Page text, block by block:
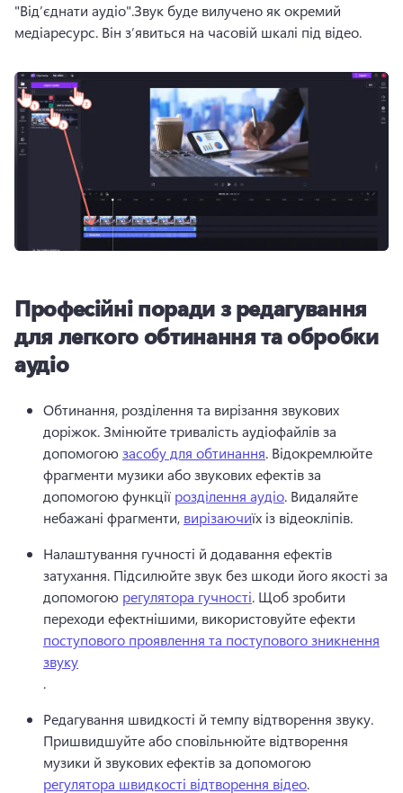
"Від’єднати аудіо".Звук буде вилучено як окремий
медіаресурс. Він з’явиться на часовій шкалі під відео.
Професійні поради з редагування
для легкого обтинання та обробки
аудіо
Обтинання, розділення та вирізання звукових
доріжок. Змінюйте тривалість аудіофайлів за
допомогою засобу для обтинання. Відокремлюйте
фрагменти музики або звукових ефектів за
допомогою функції розділення аудіо. Видаляйте
небажані фрагменти, вирізаючиїх із відеокліпів.
Налаштування гучності й додавання ефектів
затухання. Підсилюйте звук без шкоди його якості за
допомогою регулятора гучності. Щоб зробити
переходи ефектнішими, використовуйте ефекти
поступового проявлення та поступового зникнення
звуку
.
Редагування швидкості й темпу відтворення звуку.
Пришвидшуйте або сповільнюйте відтворення
музики й звукових ефектів за допомогою
регулятора швидкості відтворення відео.